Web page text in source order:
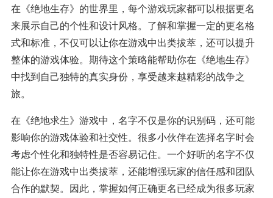
在《绝地生存》的世界里，每个游戏玩家都可以根据更名
来展示自己的个性和设计风格。了解和掌握一定的更名格
式和标准，不仅可以让你在游戏中出类拔萃，还可以提升
整体的游戏体验。期待这个策略能帮助你在《绝地生存》
中找到自己独特的真实身份，享受越来越精彩的战争之
旅。
在《绝地求生》游戏中，名字不仅是你的识别码，还可能
影响你的游戏体验和社交性。很多小伙伴在选择名字时会
考虑个性化和独特性是否容易记住。一个好听的名字不仅
能让你在游戏中出类拔萃，还能增强玩家的信任感和团队
合作的默契。因此，掌握如何正确更名已经成为很多玩家